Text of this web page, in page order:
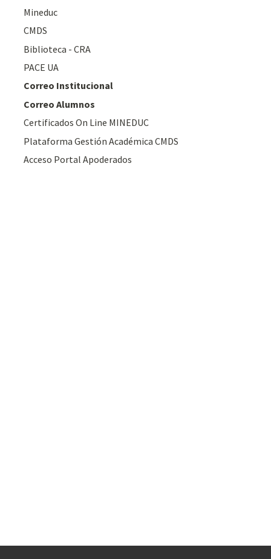
Mineduc
CMDS
Biblioteca - CRA
PACE UA
Correo Institucional
Correo Alumnos
Certificados On Line MINEDUC
Plataforma Gestión Académica CMDS
Acceso Portal Apoderados